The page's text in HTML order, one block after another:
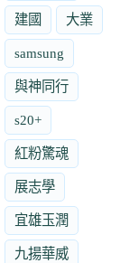
建國 大業
samsung
與神同行
s20+
紅粉驚魂
展志學
宜雄玉潤
九揚華威